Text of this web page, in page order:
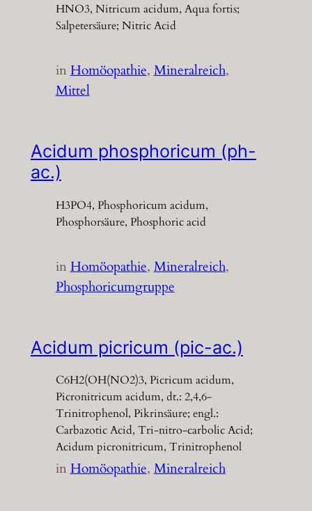
HNO3, Nitricum acidum, Aqua fortis;
Salpetersäure; Nitric Acid
inHomöopathie, Mineralreich
Mittel
Acidum phosphoricum (ph-
ac.)
H3PO4, Phosphoricum acidum,
Phosphorsäure, Phosphoric acid
inHomöopathie, Mineralreich
Phosphoricumgruppe
Acidum picricum (pic-ac.)
C6H2(OH(NO2)3, Picricum acidum,
Picronitricum acidum, dt.: 2,4,6-
Trinitrophenol, Pikrinsäure; engl.:
Carbazotic Acid, Tri-nitro-carbolic Acid;
Acidum picronitricum, Trinitrophenol
inHomöopathie, Mineralreich